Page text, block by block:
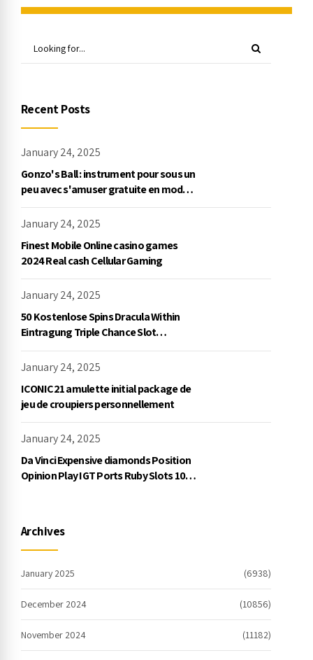
Recent Posts
January 24, 2025
Gonzo's Ball : instrument pour sous un
peu avec s'amuser gratuite en mode
démo, NetEnt
January 24, 2025
Finest Mobile Online casino games
2024 Real cash Cellular Gaming
January 24, 2025
50 Kostenlose Spins Dracula Within
Eintragung Triple Chance Slot
Exklusive Einzahlung
January 24, 2025
ICONIC21 amulette initial package de
jeu de croupiers personnellement
January 24, 2025
Da Vinci Expensive diamonds Position
Opinion Play IGT Ports Ruby Slots 100
Archives
January 2025 (6938)
December 2024 (10856)
November 2024 (11182)